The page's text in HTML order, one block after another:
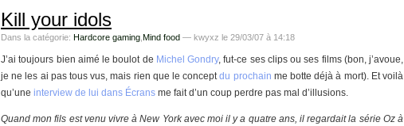
Kill your idols
Dans la catégorie: Hardcore gaming Mind food — kwyxz le 29/03/07 à 14:18
J’ai toujours bien aimé le boulot de Michel Gondry, fut-ce ses clips ou ses films (bon, j’avoue,
je ne les ai pas tous vus, mais rien que le conceptdu prochain me botte déjà à mort). Et voilà
qu’une interview de lui dans Écrans me fait d’un coup perdre pas mal d’illusions.
Quand mon fils est venu vivre à New York avec moi il y a quatre ans, il regardait la série Oz à